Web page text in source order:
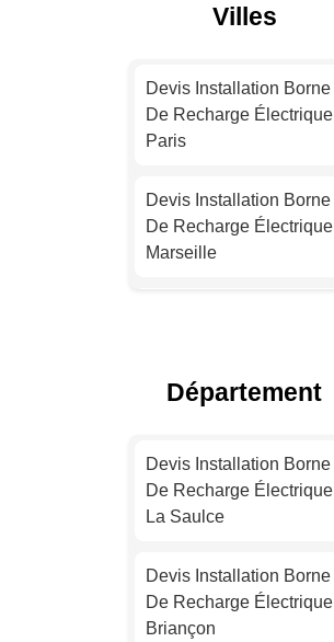
Villes
Devis Installation Borne
De Recharge Électrique
Paris
Devis Installation Borne
De Recharge Électrique
Marseille
Électrique Toulouse
Nice
Département
Devis Installation Borne
De Recharge Électrique
La Saulce
Devis Installation Borne
De Recharge Électrique
Briançon